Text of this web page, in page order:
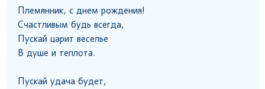
Племянник, с днем рождения!
Счастливым будь всегда,
Пускай царит веселье
В душе и теплота.
Пускай удача будет,